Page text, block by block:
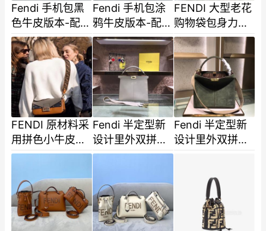
Fendi 手机包黑
色牛皮版本-配色
内里经典迷你锁
扣最新双色织带
小肩
Fendi 手机包涂
鸦牛皮版本-配色
内里经典迷你锁
扣最新双色织带
小肩
FENDI 大型老花
购物袋包身力挺
优雅气质经典老
花让人百看不厌
搭配琥珀手柄和
FENDI 原材料采
用拼色小牛皮翻
盖设计搭配FF
拆卸F布肩带S
Fendi 半定型新
设计里外双拼撞
色细节 材质牛皮
编码305
Fendi 半定型新
设计里外双拼撞
编码305